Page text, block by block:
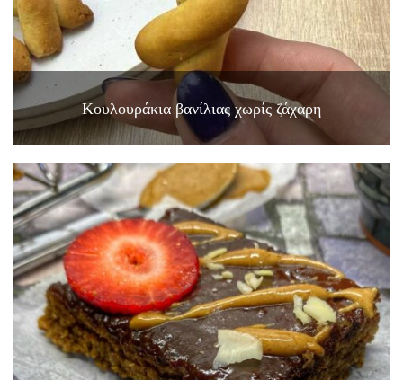
Κουλουράκια βανίλιας χωρίς ζάχαρη